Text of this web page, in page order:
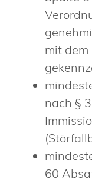
mit dem
nach §
60